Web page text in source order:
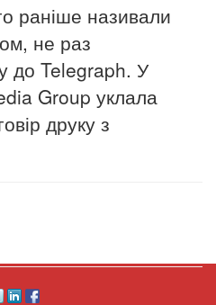
раніше називали
не раз
до Telegraph. У
Group уклала
друку з